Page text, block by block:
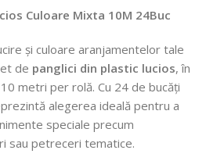
Culoare Mixta 10M 24Buc
și culoare aranjamentelor tale
de panglici din plastic lucios, în
metri per rolă. Cu 24 de bucăți
alegerea ideală pentru a
speciale precum
sau petreceri tematice.